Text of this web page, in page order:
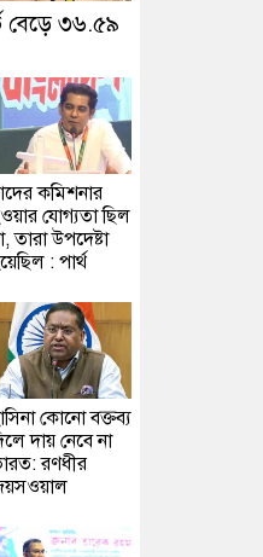
বেড়ে ৩৬.৫৯
কমিশনার
যোগ্যতা ছিল
তারা উপদেষ্টা
: পার্থ
কোনো বক্তব্য
দায় নেবে না
রণধীর